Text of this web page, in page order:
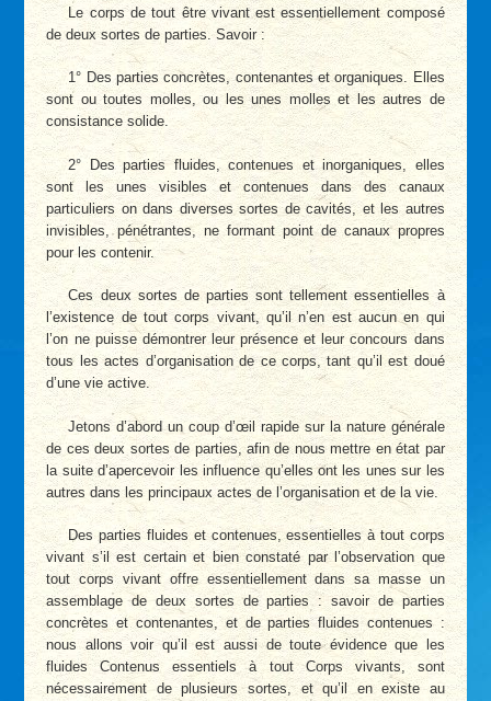
Le corps de tout être vivant est essentiellement composé
de deux sortes de parties. Savoir :
1° Des parties concrètes, contenantes et organiques. Elles
sont ou toutes molles, ou les unes molles et les autres de
consistance solide.
2° Des parties fluides, contenues et inorganiques, elles
sont les unes visibles et contenues dans des canaux
particuliers on dans diverses sortes de cavités, et les autres
invisibles, pénétrantes, ne formant point de canaux propres
pour les contenir.
Ces deux sortes de parties sont tellement essentielles à
l’existence de tout corps vivant, qu’il n’en est aucun en qui
l’on ne puisse démontrer leur présence et leur concours dans
tous les actes d’organisation de ce corps, tant qu’il est doué
d’une vie active.
Jetons d’abord un coup d’œil rapide sur la nature générale
de ces deux sortes de parties, afin de nous mettre en état par
la suite d’apercevoir les influence qu’elles ont les unes sur les
autres dans les principaux actes de l’organisation et de la vie.
Des parties fluides et contenues, essentielles à tout corps
vivant s’il est certain et bien constaté par l’observation que
tout corps vivant offre essentiellement dans sa masse un
assemblage de deux sortes de parties : savoir de parties
concrètes et contenantes, et de parties fluides contenues :
nous allons voir qu’il est aussi de toute évidence que les
fluides Contenus essentiels à tout Corps vivants, sont
nécessairement de plusieurs sortes, et qu’il en existe au